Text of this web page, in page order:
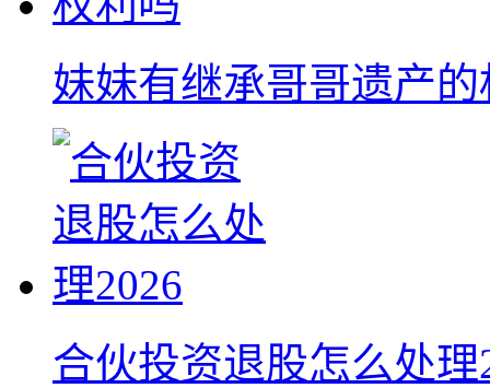
妹妹有继承哥哥遗产
合伙投资退股怎么处理